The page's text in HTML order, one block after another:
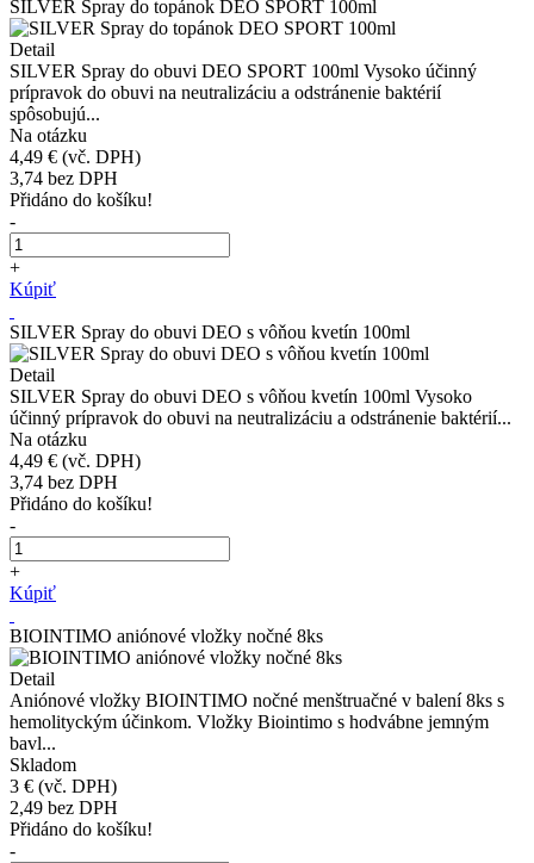
SILVER Spray do topánok DEO SPORT 100ml
Detail
SILVER Spray do obuvi DEO SPORT 100ml Vysoko účinný
prípravok do obuvi na neutralizáciu a odstránenie baktérií
spôsobujú...
Na otázku
4,49 € (vč. DPH)
3,74 bez DPH
Přidáno do košíku!
-
+
Kúpiť
SILVER Spray do obuvi DEO s vôňou kvetín 100ml
Detail
SILVER Spray do obuvi DEO s vôňou kvetín 100ml Vysoko
účinný prípravok do obuvi na neutralizáciu a odstránenie baktérií...
Na otázku
4,49 € (vč. DPH)
3,74 bez DPH
Přidáno do košíku!
-
+
Kúpiť
BIOINTIMO aniónové vložky nočné 8ks
Detail
Aniónové vložky BIOINTIMO nočné menštruačné v balení 8ks s
hemolityckým účinkom. Vložky Biointimo s hodvábne jemným
bavl...
Skladom
3 € (vč. DPH)
2,49 bez DPH
Přidáno do košíku!
-